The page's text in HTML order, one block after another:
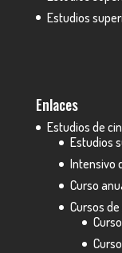
Estudios
Enlaces
Estudios de
Estudios
Intensivo
Curso
Cursos